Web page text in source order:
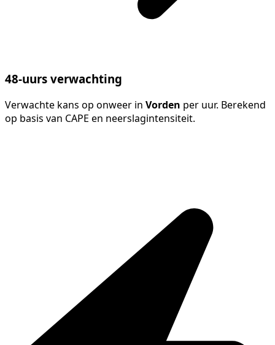
48-uurs verwachting
Verwachte kans op onweer in Vorden per uur. Berekend
op basis van CAPE en neerslagintensiteit.